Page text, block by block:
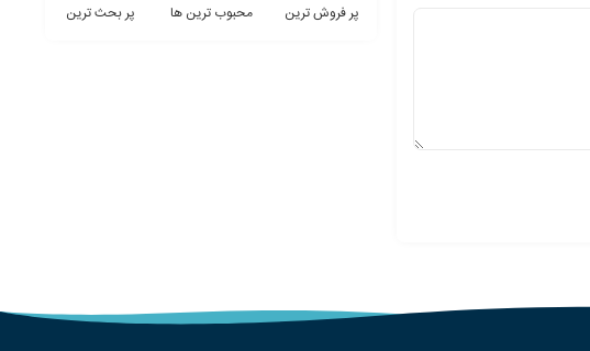
پر فروش ترین محبوب ترین ها پر بحث ترین